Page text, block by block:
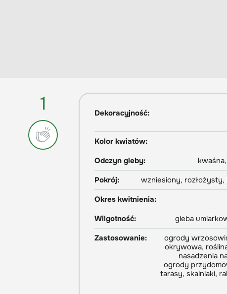
1 Dekoracyjność:
Kolor kwiatów:
Odczyn gleby:
Pokrój:
wzniesiony,
Okres kwitnienia:
Wilgotność:
gleba
Zastosowanie:
ogrody
okrywowa,
nasadzenia
ogrody
tarasy, skalniaki,